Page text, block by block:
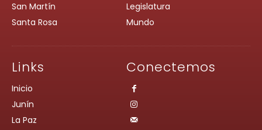
San Martín
Santa Rosa
Legislatura
Mundo
Links
Inicio
Junín
La Paz
Conectemos